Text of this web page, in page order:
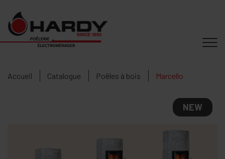
Accueil Catalogue Poêles à bois Marcello
NEW